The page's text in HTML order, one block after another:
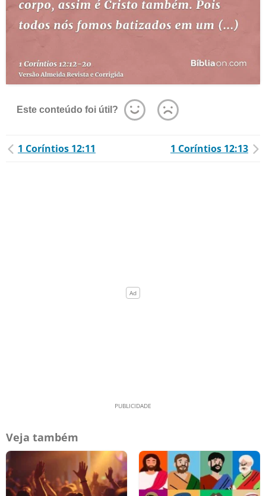
Este conteúdo foi útil?
1 Coríntios 12:11 1 Coríntios 12:13
Veja também